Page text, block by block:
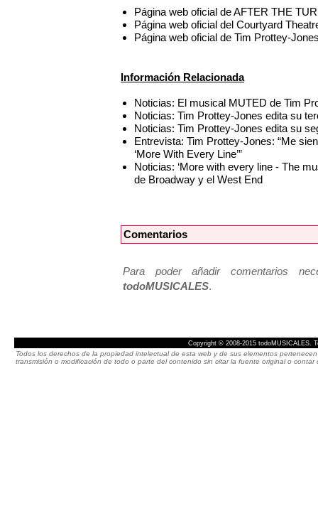
Página web oficial de AFTER THE
Página web oficial del Courtyard
Página web oficial de Tim Prottey-
Información Relacionada
Noticias: El musical MUTED de Tim
Noticias: Tim Prottey-Jones edita su
Noticias: Tim Prottey-Jones edita su
Entrevista: Tim Prottey-Jones: “Me
‘More With Every Line’”
Noticias: ‘More with every line - The
de Broadway y el West End
Comentarios
Para poder añadir comentarios
todoMUSICALES.
Copyright © 2008-2015 todoMUSICALES.
Todos los derechos de la propiedad intelectual de esta web y de sus elementos
transmisión o modificación de todo o parte del contenido sin citar la fuente original o